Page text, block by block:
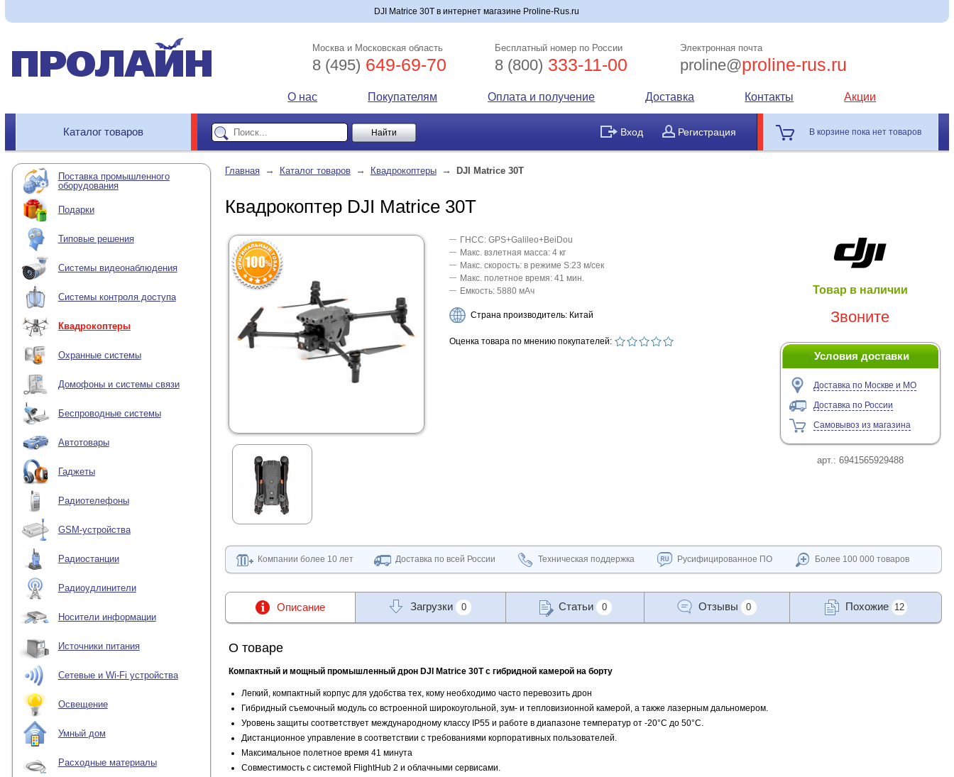
DJI Matrice 30T в интернет магазине Proline-Rus.ru
Москва и Московская область
8 (495) 649-69-70
Бесплатный номер по России
8 (800) 333-11-00
Электронная почта
proline@proline-rus.ru
О нас Покупателям Оплата и получение Доставка Контакты Акции
Каталог товаров Вход Регистрация В корзине пока нет товаров
Поставка промышленного
оборудования
Подарки
Типовые решения
Системы видеонаблюдения
Системы контроля доступа
Квадрокоптеры
Охранные системы
Домофоны и системы связи
Беспроводные системы
Автотовары
Гаджеты
Радиотелефоны
GSM-устройства
Радиостанции
Радиоудлинители
Носители информации
Источники питания
Сетевые и Wi-Fi устройства
Освещение
Умный дом
Расходные материалы
Главная → Каталог товаров → Квадрокоптеры → DJI Matrice 30T
Квадрокоптер DJI Matrice 30T
ГНСС: GPS+Galileo+BeiDou
Макс. взлетная масса: 4 кг
Макс. скорость: в режиме S:23 м/сек
Макс. полетное время: 41 мин.
Емкость: 5880 мАч
Страна производитель: Китай
Оценка товара по мнению покупателей:
Товар в наличии
Звоните
Условия доставки
Доставка по Москве и МО
Доставка по России
Самовывоз из магазина
арт.: 6941565929488
Компании более 10 лет Доставка по всей России Техническая поддержка Русифицированное ПО Более 100 000 товаров
Описание Загрузки 0 Статьи 0 Отзывы 0 Похожие 12
О товаре
Компактный и мощный промышленный дрон DJI Matrice 30T с гибридной камерой на борту
Легкий, компактный корпус для удобства тех, кому необходимо часто перевозить дрон
Гибридный съемочный модуль со встроенной широкоугольной, зум- и тепловизионной камерой, а также лазерным дальномером.
Уровень защиты соответствует международному классу IP55 и работе в диапазоне температур от -20°C до 50°C.
Дистанционное управление в соответствии с требованиями корпоративных пользователей.
Максимальное полетное время 41 минута
Совместимость с системой FlightHub 2 и облачными сервисами.